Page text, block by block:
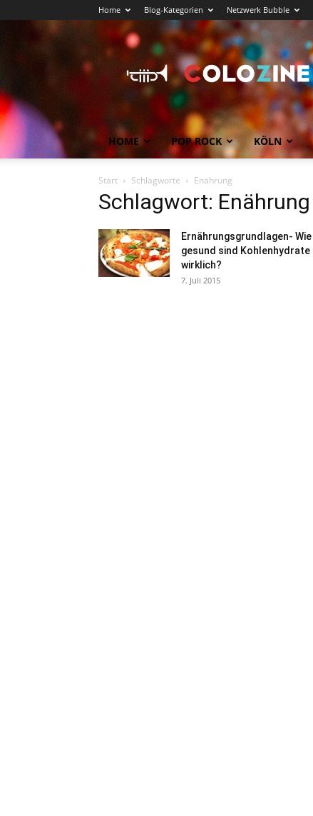
Home Blog-Kategorien Netzwerk Bubble
Köln
News
COLOZINE
Magazin
HOME POP ROCK KÖLN
Start Schlagworte Enährung
Schlagwort: Enährung
Ernährungsgrundlagen- Wie
gesund sind Kohlenhydrate
wirklich?
7. Juli 2015